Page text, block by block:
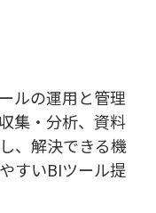
ルの運用と管理
集・分析、資料
、解決できる機
すいBIツール提